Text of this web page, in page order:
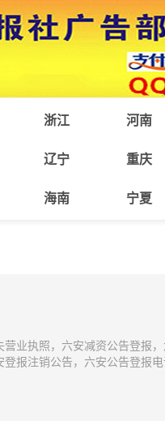
浙江 河南
辽宁 重庆
海南 宁夏
业执照，六安减资公告登报，
报注销公告，六安公告登报电